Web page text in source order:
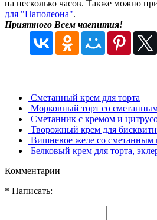
на несколько часов. Также можно
для "Наполеона".
Приятного Всем чаепития!
Сметанный крем для торта
Морковный торт со
Сметанник с кремом и
Творожный крем для
Вишневое желе со
Белковый крем для торта,
Комментарии
* Написать: